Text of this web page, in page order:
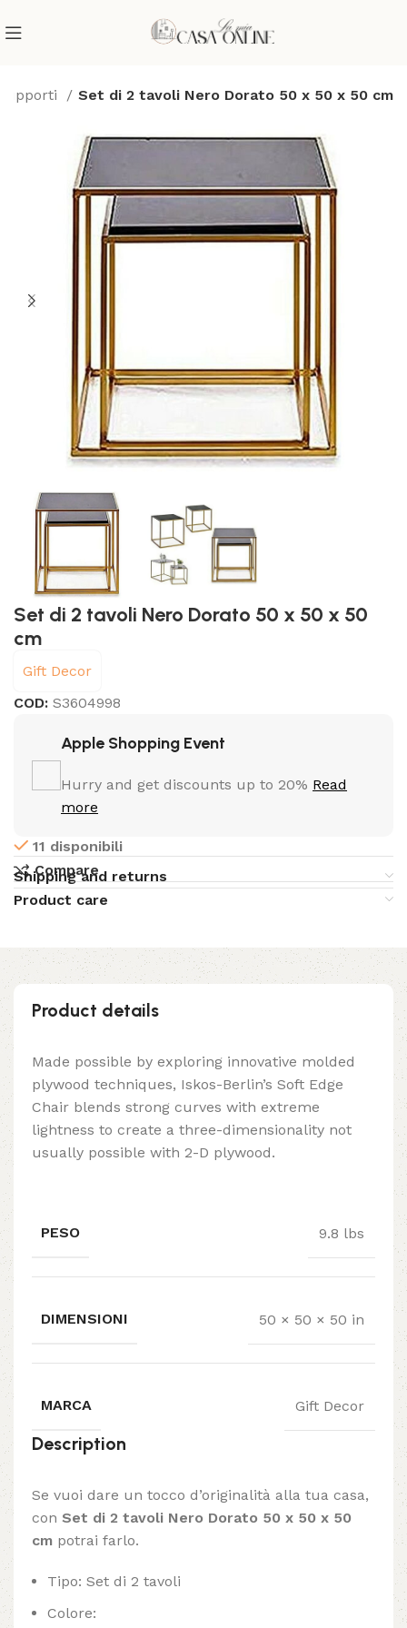
Set di 2 tavoli Nero Dorato 50 x 50 x 50 cm
Set di 2 tavoli Nero Dorato 50 x 50 x 50
cm
Gift Decor
COD:S3604998
Apple Shopping Event
Hurry and get discounts up to 20% Read
more
11 disponibili
Compare
Shipping and returns
Product care
Product details
Made possible by exploring innovative molded
plywood techniques, Iskos-Berlin’s Soft Edge
Chair blends strong curves with extreme
lightness to create a three-dimensionality not
usually possible with 2-D plywood.
PESO 9.8 lbs
DIMENSIONI 50 × 50 × 50 in
MARCA Gift Decor
Description
Se vuoi dare un tocco d’originalità alla tua casa,
con Set di 2 tavoli Nero Dorato 50 x 50 x 50
cm potrai farlo.
Tipo: Set di 2 tavoli
Colore: